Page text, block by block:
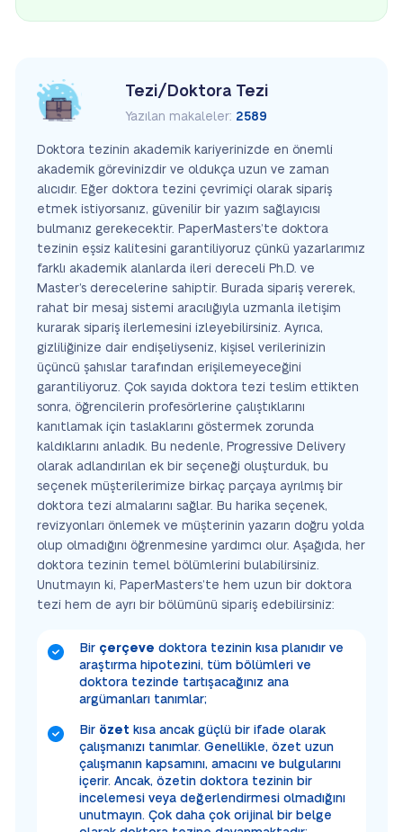
Tezi/Doktora Tezi
Yazılan makaleler: 2589
Doktora tezinin akademik kariyerinizde en önemli
akademik görevinizdir ve oldukça uzun ve zaman
alıcıdır. Eğer doktora tezini çevrimiçi olarak sipariş
etmek istiyorsanız, güvenilir bir yazım sağlayıcısı
bulmanız gerekecektir. PaperMasters’te doktora
tezinin eşsiz kalitesini garantiliyoruz çünkü yazarlarımız
farklı akademik alanlarda ileri dereceli Ph.D. ve
Master’s derecelerine sahiptir. Burada sipariş vererek,
rahat bir mesaj sistemi aracılığıyla uzmanla iletişim
kurarak sipariş ilerlemesini izleyebilirsiniz. Ayrıca,
gizliliğinize dair endişeliyseniz, kişisel verilerinizin
üçüncü şahıslar tarafından erişilemeyeceğini
garantiliyoruz. Çok sayıda doktora tezi teslim ettikten
sonra, öğrencilerin profesörlerine çalıştıklarını
kanıtlamak için taslaklarını göstermek zorunda
kaldıklarını anladık. Bu nedenle, Progressive Delivery
olarak adlandırılan ek bir seçeneği oluşturduk, bu
seçenek müşterilerimize birkaç parçaya ayrılmış bir
doktora tezi almalarını sağlar. Bu harika seçenek,
revizyonları önlemek ve müşterinin yazarın doğru yolda
olup olmadığını öğrenmesine yardımcı olur. Aşağıda, her
doktora tezinin temel bölümlerini bulabilirsiniz.
Unutmayın ki, PaperMasters’te hem uzun bir doktora
tezi hem de ayrı bir bölümünü sipariş edebilirsiniz:
Bir çerçeve doktora tezinin kısa planıdır ve
araştırma hipotezini, tüm bölümleri ve
doktora tezinde tartışacağınız ana
argümanları tanımlar;
Bir özet kısa ancak güçlü bir ifade olarak
çalışmanızı tanımlar. Genellikle, özet uzun
çalışmanın kapsamını, amacını ve bulgularını
içerir. Ancak, özetin doktora tezinin bir
incelemesi veya değerlendirmesi olmadığını
unutmayın. Çok daha çok orijinal bir belge